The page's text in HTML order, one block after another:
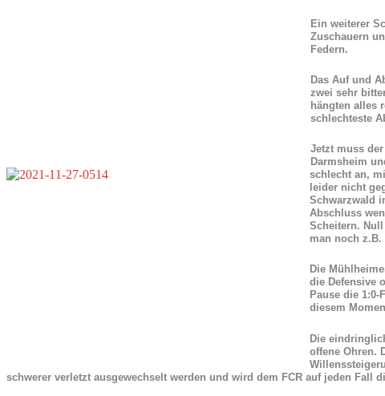
Ein weiterer
Zuschauern
Federn.
Das Auf und
zwei sehr
hängten alles
schlechteste
Jetzt muss
Darmsheim
schlecht an,
leider nicht
Schwarzwald
Abschluss
Scheitern.
man noch
Die
die Defensive
Pause die
diesem
Die
offene Ohren.
schwerer verletzt ausgewechselt werden und wird dem FCR auf jeden Fall